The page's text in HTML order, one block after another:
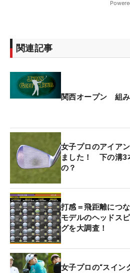
関連記事
関西オープン 組
女子プロのアイア
ました！ 下の溝3
の？
打感＝飛距離につ
モデルのヘッドス
グを大調査！
女子プロの“スイン